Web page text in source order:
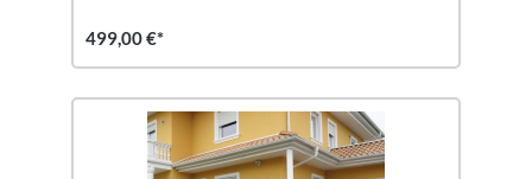
499,00 €*